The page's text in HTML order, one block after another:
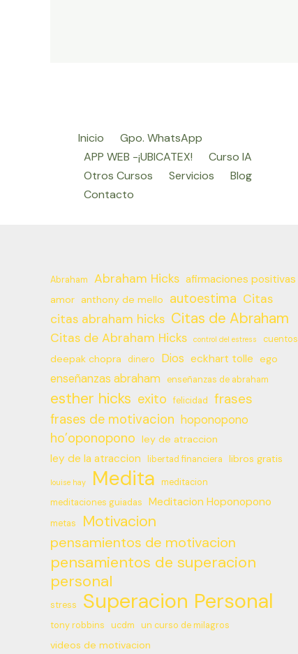
hoy
mismo!
Inicio
Gpo. WhatsApp
APP WEB -¡UBICATEX!
Curso IA
Otros Cursos
Servicios
Blog
Contacto
Abraham Abraham Hicks afirmaciones positivas
amor anthony de mello autoestima Citas
citas abraham hicks Citas de Abraham
Citas de Abraham Hicks control del estress cuentos
deepak chopra dinero Dios eckhart tolle ego
enseñanzas abraham enseñanzas de abraham
esther hicks exito felicidad frases
frases de motivacion hoponopono
ho’oponopono ley de atraccion
ley de la atraccion libertad financiera libros gratis
louise hay Medita
meditacion
meditaciones guiadas
Meditacion Hoponopono
metas Motivacion
pensamientos de motivacion
pensamientos de superacion
personal
stress Superacion Personal
tony robbins ucdm un curso de milagros
videos de motivacion